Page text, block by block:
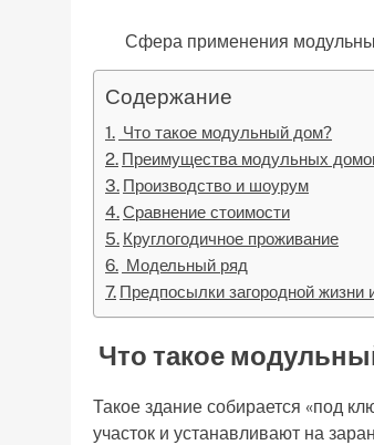
Сфера применения
Содержание
Что такое модульный дом?
Преимущества модульных
Производство и шоурум
Сравнение стоимости
Круглогодичное проживание
Модельный ряд
Предпосылки загородной жизни
Что такое
Такое здание собирается «под
участок и устанавливают на